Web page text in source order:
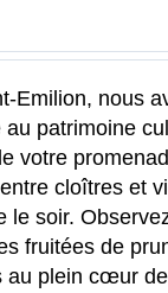
Emilion, nous
patrimoine
votre
cloîtres et
soir.
fruitées de
au plein cœur